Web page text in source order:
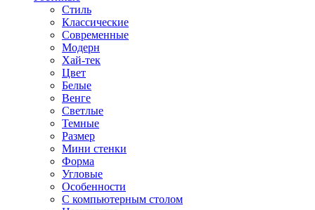
Стиль
Классические
Современные
Модерн
Хай-тек
Цвет
Белые
Венге
Светлые
Темные
Размер
Мини стенки
Форма
Угловые
Особенности
С компьютерным столом